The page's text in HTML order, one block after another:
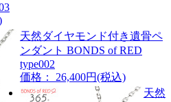
天然ダイヤモンド付き遺骨ペ
ンダント BONDS of RED
type002
価格： 26,400円(税込)
天然